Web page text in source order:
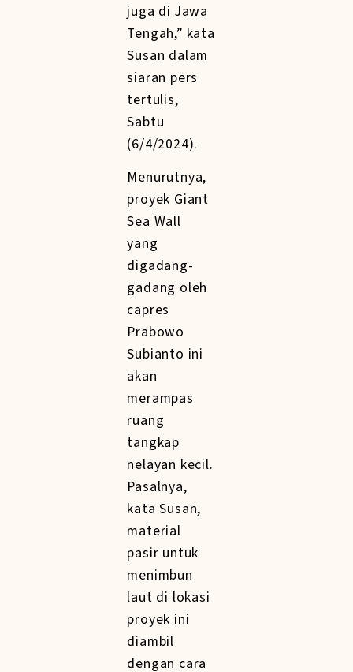
juga di Jawa
Tengah,” kata
Susan dalam
siaran pers
tertulis,
Sabtu
(6/4/2024).
Menurutnya,
proyek Giant
Sea Wall
yang
digadang-
gadang oleh
capres
Prabowo
Subianto ini
akan
merampas
ruang
tangkap
nelayan kecil.
Pasalnya,
kata Susan,
material
pasir untuk
menimbun
laut di lokasi
proyek ini
diambil
dengan cara